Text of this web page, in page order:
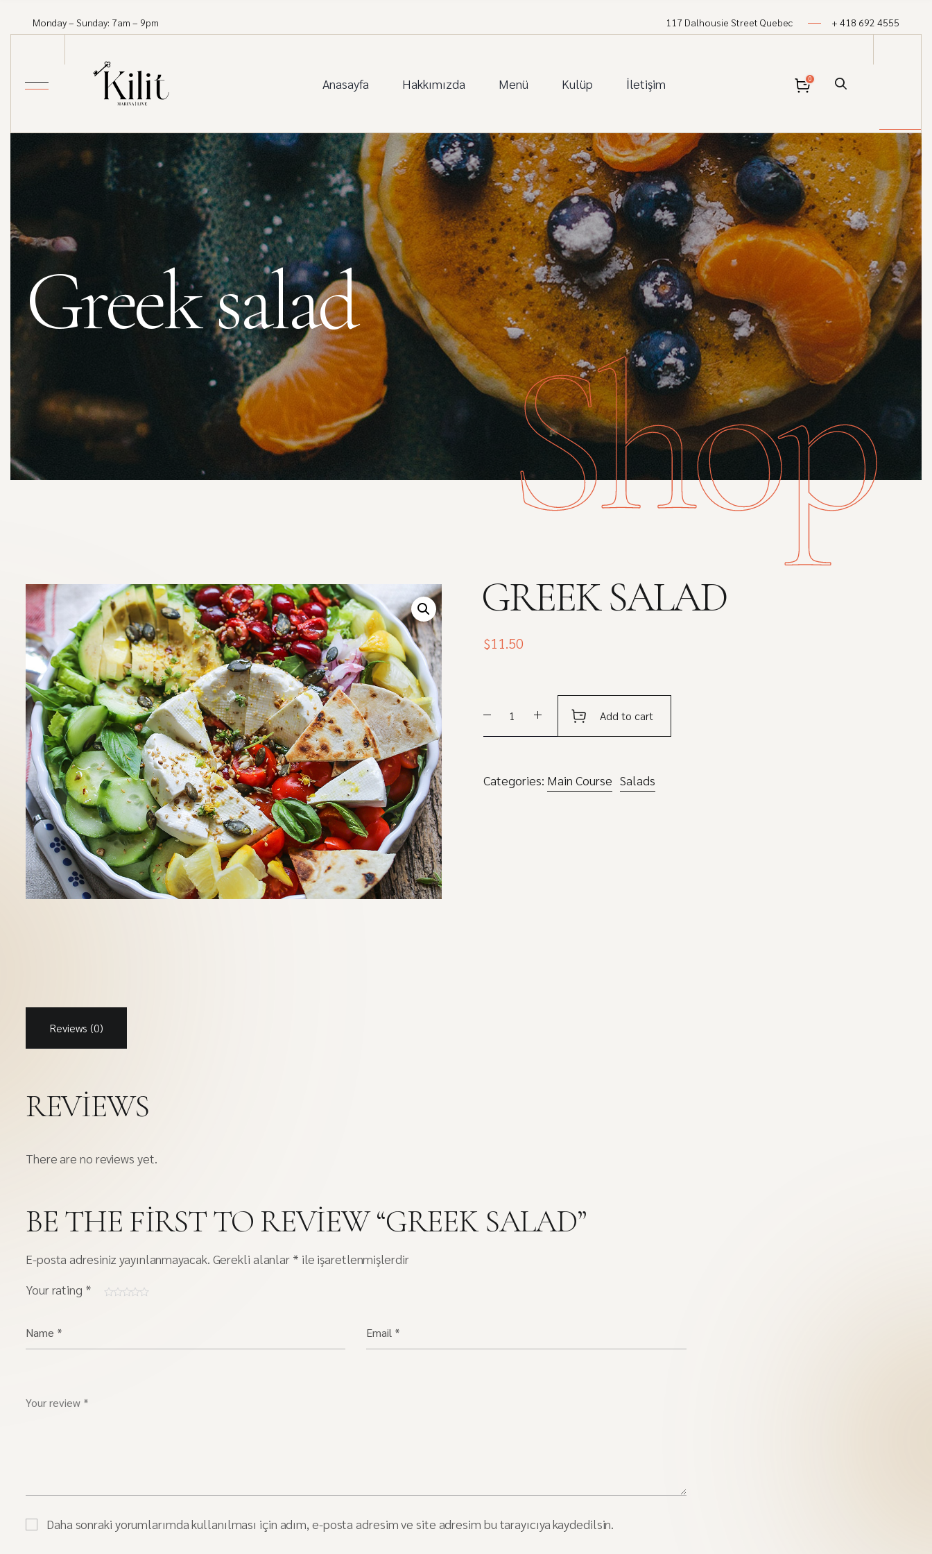
Monday – Sunday: 7am – 9pm 117 Dalhousie Street Quebec + 418 692 4555
Anasayfa Hakkımızda Menü Kulüp İletişim 0
Greek salad
Shop
GREEK SALAD
$11.50
Add to cart
Categories: Main Course Salads
Reviews (0)
REVIEWS
There are no reviews yet.
BE THE FIRST TO REVIEW “GREEK SALAD”
E-posta adresiniz yayınlanmayacak. Gerekli alanlar * ile işaretlenmişlerdir
Your rating *
Daha sonraki yorumlarımda kullanılması için adım, e-posta adresim ve site adresim bu tarayıcıya kaydedilsin.